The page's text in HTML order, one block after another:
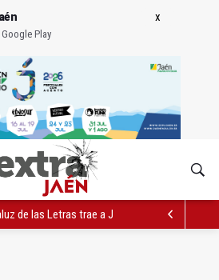
Play
de las Letras trae a Jaén al filósofo Omar